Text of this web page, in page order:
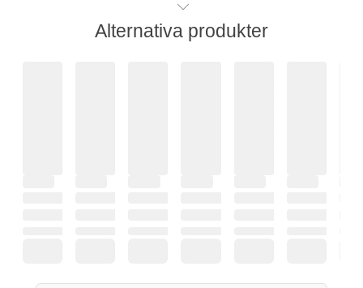
Alternativa produkter